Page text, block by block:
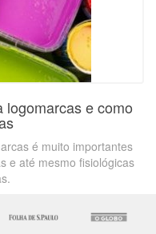
logomarcas e como
é muito importantes
e até mesmo fisiológicas